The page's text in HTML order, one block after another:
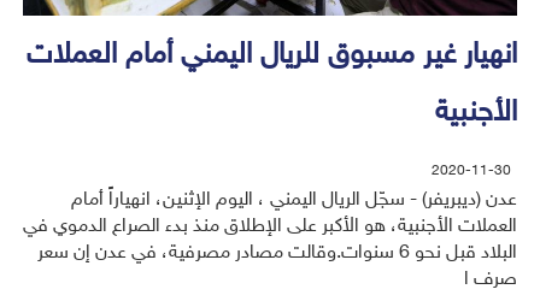
انهيار غير مسبوق للريال اليمني أمام العملات
الأجنبية
2020-11-30
عدن (ديبريفر) - سجّل الريال اليمني ، اليوم الإثنين، انهياراً أمام
العملات الأجنبية، هو الأكبر على الإطلاق منذ بدء الصراع الدموي في
البلاد قبل نحو 6 سنوات.وقالت مصادر مصرفية، في عدن إن سعر
صرف ا